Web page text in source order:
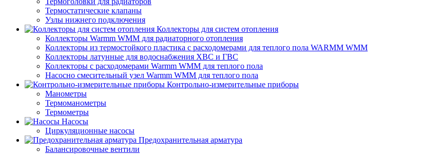
Термостатические клапаны
Узлы нижнего подключения
Коллекторы для систем отопления
Коллекторы Warmm WMM для радиаторного отопления
Коллекторы из термостойкого пластика с расходомерами для теплого пола WARMM WMM
Коллекторы латунные для водоснабжения ХВС и ГВС
Коллекторы с расходомерами Warmm WMM для теплого пола
Насосно смесительный узел Warmm WMM для теплого пола
Контрольно-измерительные приборы
Манометры
Термоманометры
Термометры
Насосы
Циркуляционные насосы
Предохранительная арматура
Балансировочные вентили